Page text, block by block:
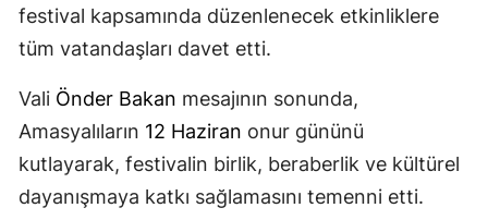
festival kapsamında düzenlenecek etkinliklere
tüm vatandaşları davet etti.
Vali Önder Bakan mesajının sonunda,
Amasyalıların 12 Haziran onur gününü
kutlayarak, festivalin birlik, beraberlik ve kültürel
dayanışmaya katkı sağlamasını temenni etti.